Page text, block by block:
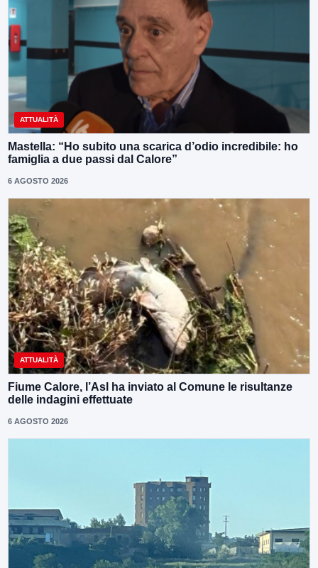
ATTUALITÀ
Mastella: “Ho subito una scarica d’odio incredibile: ho
famiglia a due passi dal Calore”
6 AGOSTO 2026
ATTUALITÀ
Fiume Calore, l’Asl ha inviato al Comune le risultanze
delle indagini effettuate
6 AGOSTO 2026